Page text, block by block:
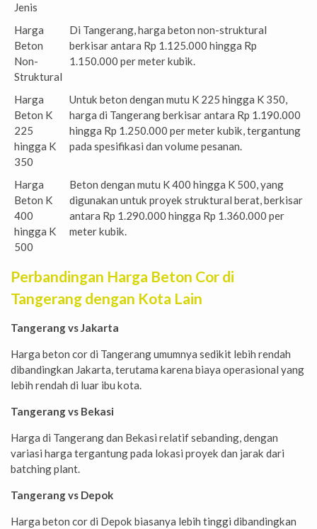
Jenis
Harga
Beton
Non-
Struktural
Di Tangerang, harga beton non-struktural
berkisar antara Rp 1.125.000 hingga Rp
1.150.000 per meter kubik.
Harga
Beton K
225
hingga K
350
Untuk beton dengan mutu K 225 hingga K 350,
harga di Tangerang berkisar antara Rp 1.190.000
hingga Rp 1.250.000 per meter kubik, tergantung
pada spesifikasi dan volume pesanan.
Harga
Beton K
400
hingga K
500
Beton dengan mutu K 400 hingga K 500, yang
digunakan untuk proyek struktural berat, berkisar
antara Rp 1.290.000 hingga Rp 1.360.000 per
meter kubik.
Perbandingan Harga Beton Cor di
Tangerang dengan Kota Lain
Tangerang vs Jakarta
Harga beton cor di Tangerang umumnya sedikit lebih rendah
dibandingkan Jakarta, terutama karena biaya operasional yang
lebih rendah di luar ibu kota.
Tangerang vs Bekasi
Harga di Tangerang dan Bekasi relatif sebanding, dengan
variasi harga tergantung pada lokasi proyek dan jarak dari
batching plant.
Tangerang vs Depok
Harga beton cor di Depok biasanya lebih tinggi dibandingkan